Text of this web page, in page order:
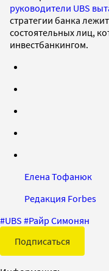
руководители UBS
стратегии банка
состоятельных лиц,
инвестбанкингом.
Елена Тофанюк
Редакция Forbes
#UBS #Райр Симонян
Подписаться